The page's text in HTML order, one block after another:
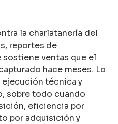
la charlatanería del
reportes de
sostiene ventas que el
hace meses. Lo
técnica y
sobre todo cuando
eficiencia por
por adquisición y